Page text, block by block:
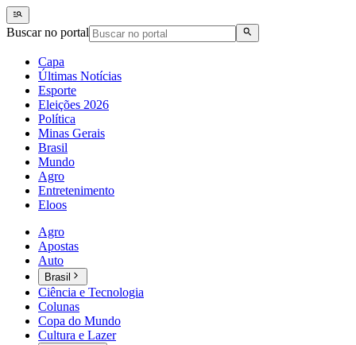
Buscar no portal
Capa
Últimas Notícias
Esporte
Eleições 2026
Política
Minas Gerais
Brasil
Mundo
Agro
Entretenimento
Eloos
Agro
Apostas
Auto
Brasil
Ciência e Tecnologia
Colunas
Copa do Mundo
Cultura e Lazer